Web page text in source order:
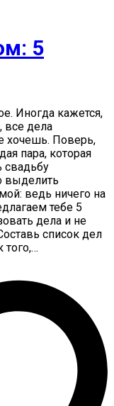
5
Иногда кажется,
все дела
хочешь. Поверь,
пара, которая
свадьбу
выделить
ведь ничего на
тебе 5
дела и не
список дел
того,…